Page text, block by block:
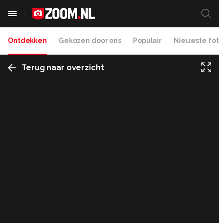
Ontdekken Gekozen door ons Populair Nieuwste
Terug naar overzicht